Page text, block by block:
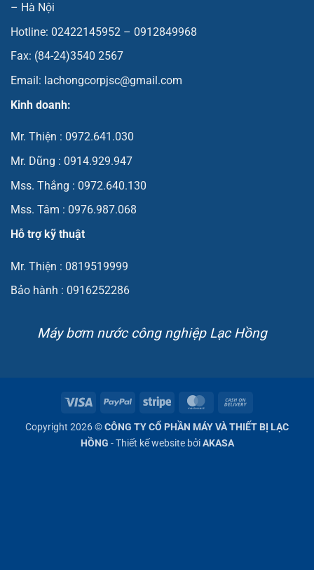
– Hà Nội
Hotline: 02422145952 – 0912849968
Fax: (84-24)3540 2567
Email: lachongcorpjsc@gmail.com
Kinh doanh:
Mr. Thiện : 0972.641.030
Mr. Dũng : 0914.929.947
Mss. Thắng : 0972.640.130
Mss. Tâm : 0976.987.068
Hỗ trợ kỹ thuật
Mr. Thiện : 0819519999
Bảo hành : 0916252286
Máy bơm nước công nghiệp Lạc Hồng
Visa PayPal Stripe MasterCard
Delivery
Copyright 2026 ©CÔNG TY CỔ PHẦN MÁY VÀ THIẾT BỊ LẠC
HỒNG - Thiết kế website bởiAKASA